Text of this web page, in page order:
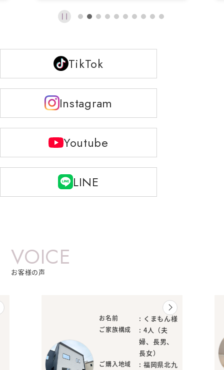
TikTok
Instagram
Youtube
LINE
VOICE
お客様の声
お名前 : くまもん様
ご家族構成
: 4人（夫
婦、長男、
長女）
ご購入地域
: 福岡県北九